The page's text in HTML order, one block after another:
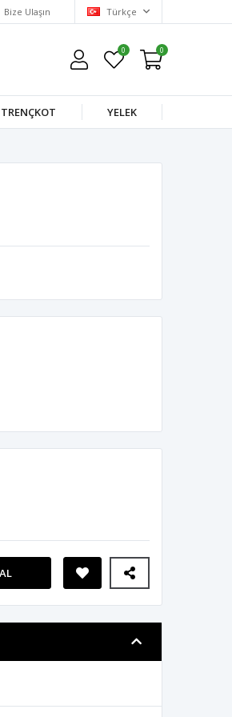
Bize Ulaşın Türkçe
0 0
TRENÇKOT YELEK